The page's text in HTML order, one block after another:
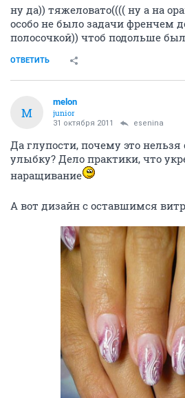
ну да)) тяжеловато(((( ну а на
особо не было задачи френчем
полосочкой)) чтоб подольше
ОТВЕТИТЬ
M
melon
junior
31 октября 2011 esenina
Да глупости, почему это
улыбку? Дело практики, что
наращивание
А вот дизайн с оставшимся